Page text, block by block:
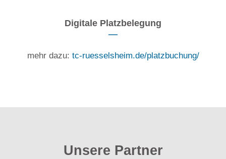
Digitale Platzbelegung
mehr dazu: tc-ruesselsheim.de/platzbuchung/
Unsere Partner